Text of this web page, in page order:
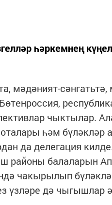
һәркемнең
мәдәният-
чыктылар.
һәм бүләкләр
да делегация
районы балаларын
чакырылып
үзләре дә чыгышлар